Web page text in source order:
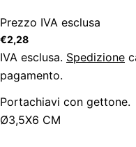
Prezzo IVA esclusa
Prezzo
regolare
€2,28
IVA esclusa. Spedizione
pagamento.
Portachiavi con gettone.
Ø3,5X6 CM